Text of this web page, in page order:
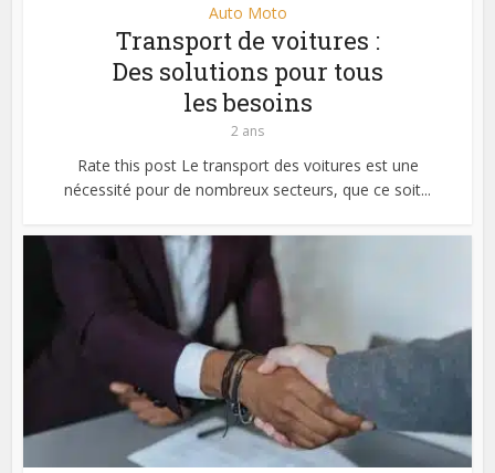
Auto Moto
Transport de voitures :
Des solutions pour tous
les besoins
2 ans
Rate this post Le transport des voitures est une
nécessité pour de nombreux secteurs, que ce soit...